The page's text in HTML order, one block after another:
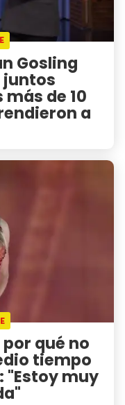
Gosling
de 10
a
qué no
tiempo
"Estoy muy